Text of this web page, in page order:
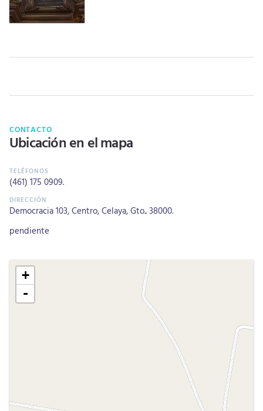
CONTACTO
Ubicación en el mapa
(461) 175 0909.
Democracia 103, Centro, Celaya, Gto.. 38000.
pendiente
+
-